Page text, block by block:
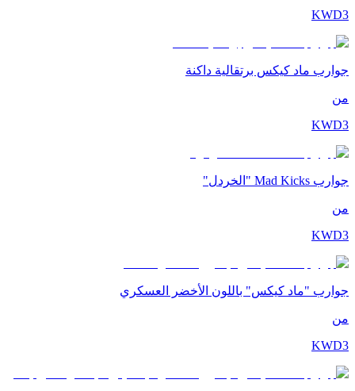
KWD3
جوارب ماد كيكس برتقالية داكنة
من
KWD3
جوارب Mad Kicks "الخردل"
من
KWD3
جوارب "ماد كيكس" باللون الأخضر العسكري
من
KWD3